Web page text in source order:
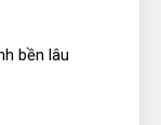
bền lâu